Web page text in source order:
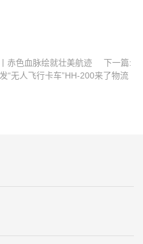
赤色血脉绘就壮美航迹
下一篇:
“无人飞行卡车”HH-200来了物流